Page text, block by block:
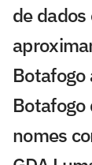
de
Botafogo
nomes